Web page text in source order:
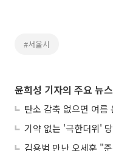
#서울시
윤희성 기자의 주요 뉴스